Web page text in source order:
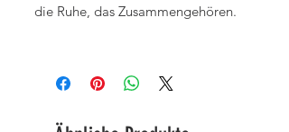
die Ruhe, das Zusammengehören.